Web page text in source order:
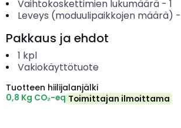
Vaihtokoskettimien lukumäärä- 1
Leveys (moduulipaikkojen määrä) -
Pakkaus ja ehdot
1 kpl
Vakiokäyttötuote
Tuotteen hiilijalanjälki
0,8 Kg CO₂-eq Toimittajan ilmoittama